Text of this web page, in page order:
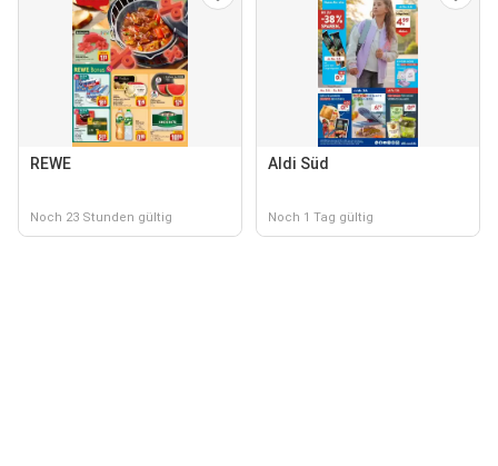
REWE
Noch 23 Stunden gültig
Aldi Süd
Noch 1 Tag gültig